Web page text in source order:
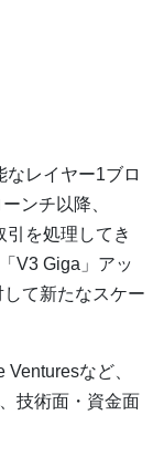
レイヤー1ブロ
ンチ以降、
を処理してき
V3 Giga」アッ
て新たなスケー
など、
技術面・資金面